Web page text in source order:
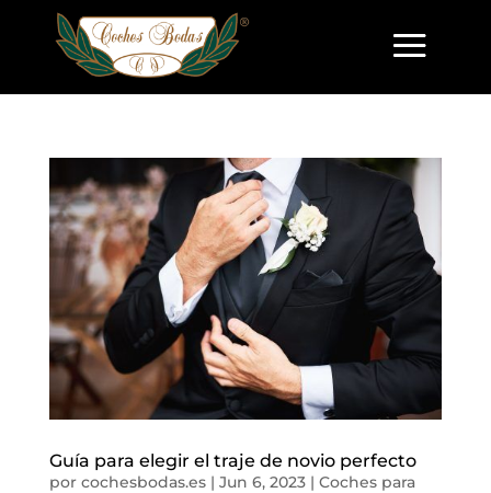
Guía para elegir el traje de novio perfecto
por cochesbodas.es| Jun 6, 2023| Coches para